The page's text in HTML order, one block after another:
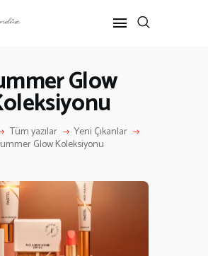
Glow
Tüm yazılar Yeni Çıkanlar
Glow Koleksiyonu